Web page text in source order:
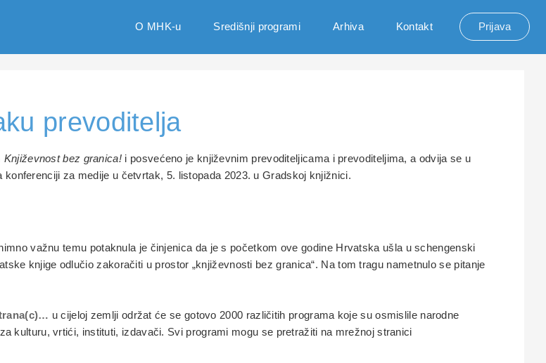
O MHK-u Središnji programi Arhiva Kontakt Prijava
prevoditelja
Književnost bez granica! i posvećeno je književnim prevoditeljicama i prevoditeljima, a odvija se u
konferenciji za medije u četvrtak, 5. listopada 2023. u Gradskoj knjižnici.
važnu temu potaknula je činjenica da je s početkom ove godine Hrvatska ušla u schengenski
knjige odlučio zakoračiti u prostor „književnosti bez granica“. Na tom tragu nametnulo se pitanje
u cijeloj zemlji održat će se gotovo 2000 različitih programa koje su osmislile narodne
kulturu, vrtići, instituti, izdavači. Svi programi mogu se pretražiti na mrežnoj stranici